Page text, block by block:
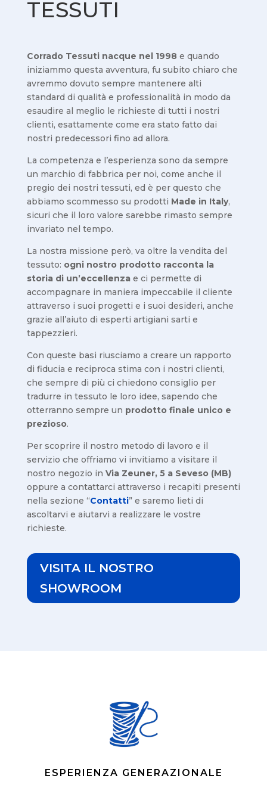
TESSUTI
Corrado Tessuti nacque nel 1998 e quando
iniziammo questa avventura, fu subito chiaro che
avremmo dovuto sempre mantenere alti
standard di qualità e professionalità in modo da
esaudire al meglio le richieste di tutti i nostri
clienti, esattamente come era stato fatto dai
nostri predecessori fino ad allora.
La competenza e l’esperienza sono da sempre
un marchio di fabbrica per noi, come anche il
pregio dei nostri tessuti, ed è per questo che
abbiamo scommesso su prodotti Made in Italy,
sicuri che il loro valore sarebbe rimasto sempre
invariato nel tempo.
La nostra missione però, va oltre la vendita del
tessuto: ogni nostro prodotto racconta la
storia di un’eccellenzae ci permette di
accompagnare in maniera impeccabile il cliente
attraverso i suoi progetti e i suoi desideri, anche
grazie all’aiuto di esperti artigiani sarti e
tappezzieri.
Con queste basi riusciamo a creare un rapporto
di fiducia e reciproca stima con i nostri clienti,
che sempre di più ci chiedono consiglio per
tradurre in tessuto le loro idee, sapendo che
otterranno sempre un prodotto finale unico e
prezioso.
Per scoprire il nostro metodo di lavoro e il
servizio che offriamo vi invitiamo a visitare il
nostro negozio in Via Zeuner, 5 a Seveso (MB)
oppure a contattarci attraverso i recapiti presenti
nella sezione “Contatti” e saremo lieti di
ascoltarvi e aiutarvi a realizzare le vostre
richieste.
VISITA IL NOSTRO
SHOWROOM
ESPERIENZA GENERAZIONALE